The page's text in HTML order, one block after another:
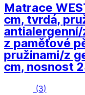
Matrace
cm, tvrdá,
z paměťové
pružinami/z
cm, nosnost
(3)